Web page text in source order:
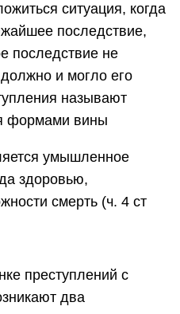
ситуация, когда
последствие,
последствие не
и могло его
называют
формами вины
умышленное
здоровью,
смерть (ч. 4 ст
преступлений с
два